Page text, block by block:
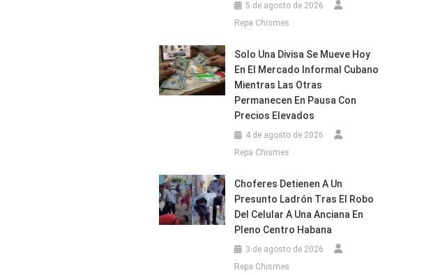
5 de agosto de 2026
Repa Chismes
Solo Una Divisa Se Mueve Hoy
En El Mercado Informal Cubano
Mientras Las Otras
Permanecen En Pausa Con
Precios Elevados
4 de agosto de 2026
Repa Chismes
Choferes Detienen A Un
Presunto Ladrón Tras El Robo
Del Celular A Una Anciana En
Pleno Centro Habana
3 de agosto de 2026
Repa Chismes